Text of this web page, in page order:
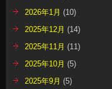
2026年1月 (10)
2025年12月 (14)
2025年11月 (11)
2025年10月 (5)
2025年9月 (5)